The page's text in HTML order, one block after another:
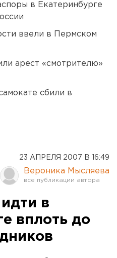
в Екатеринбурге
ввели в Пермском
арест «смотрителю»
сбили в
23 АПРЕЛЯ 2007 В 16:49
Вероника Мысляева
в
вплоть до